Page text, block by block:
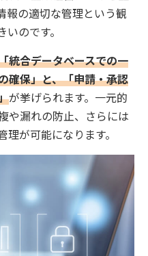
報の適切な管理という観
のです。
統合データベースでの一
確保」と、「申請・承認
が挙げられます。一元的
や漏れの防止、さらには
が可能になります。